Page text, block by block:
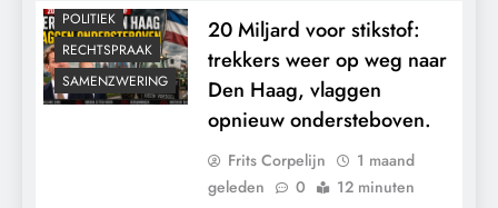
POLITIEK
RECHTSPRAAK
SAMENZWERING
20 Miljard voor stikstof:
trekkers weer op weg naar
Den Haag, vlaggen
opnieuw ondersteboven.
Frits Corpelijn
1 maand
geleden
0 12 minuten